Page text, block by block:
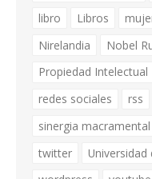
libro
Libros
Nirelandia
Nobel
Propiedad Intelectual
redes sociales
rss
sinergia macramental
twitter